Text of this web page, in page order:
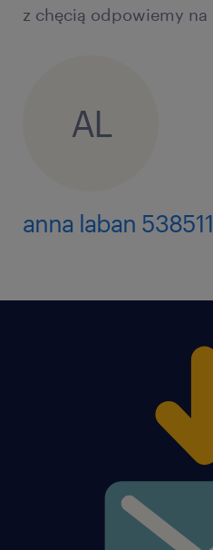
z chęcią odpowiemy na
AL
anna laban